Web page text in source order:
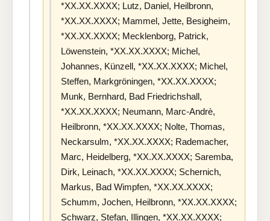
*XX.XX.XXXX; Lutz, Daniel, Heilbronn,
*XX.XX.XXXX; Mammel, Jette, Besigheim,
*XX.XX.XXXX; Mecklenborg, Patrick,
Löwenstein, *XX.XX.XXXX; Michel,
Johannes, Künzell, *XX.XX.XXXX; Michel,
Steffen, Markgröningen, *XX.XX.XXXX;
Munk, Bernhard, Bad Friedrichshall,
*XX.XX.XXXX; Neumann, Marc-Andrè,
Heilbronn, *XX.XX.XXXX; Nolte, Thomas,
Neckarsulm, *XX.XX.XXXX; Rademacher,
Marc, Heidelberg, *XX.XX.XXXX; Saremba,
Dirk, Leinach, *XX.XX.XXXX; Schernich,
Markus, Bad Wimpfen, *XX.XX.XXXX;
Schumm, Jochen, Heilbronn, *XX.XX.XXXX;
Schwarz, Stefan, Illingen, *XX.XX.XXXX;